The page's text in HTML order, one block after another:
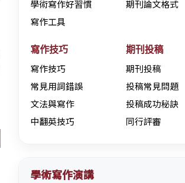
學術寫作好習慣
寫作工具
期刊論文格式
寫作技巧
寫作技巧
常見用詞錯誤
文法與寫作
中翻英技巧
期刊投稿
期刊投稿
投稿常見問題
投稿成功秘訣
同行評審
學術寫作演講